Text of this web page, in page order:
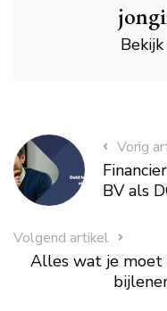
Vorig
BV als
Volgend artikel
Alles wat je